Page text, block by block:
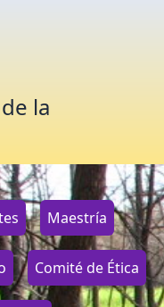
la
Maestría
Comité de Ética